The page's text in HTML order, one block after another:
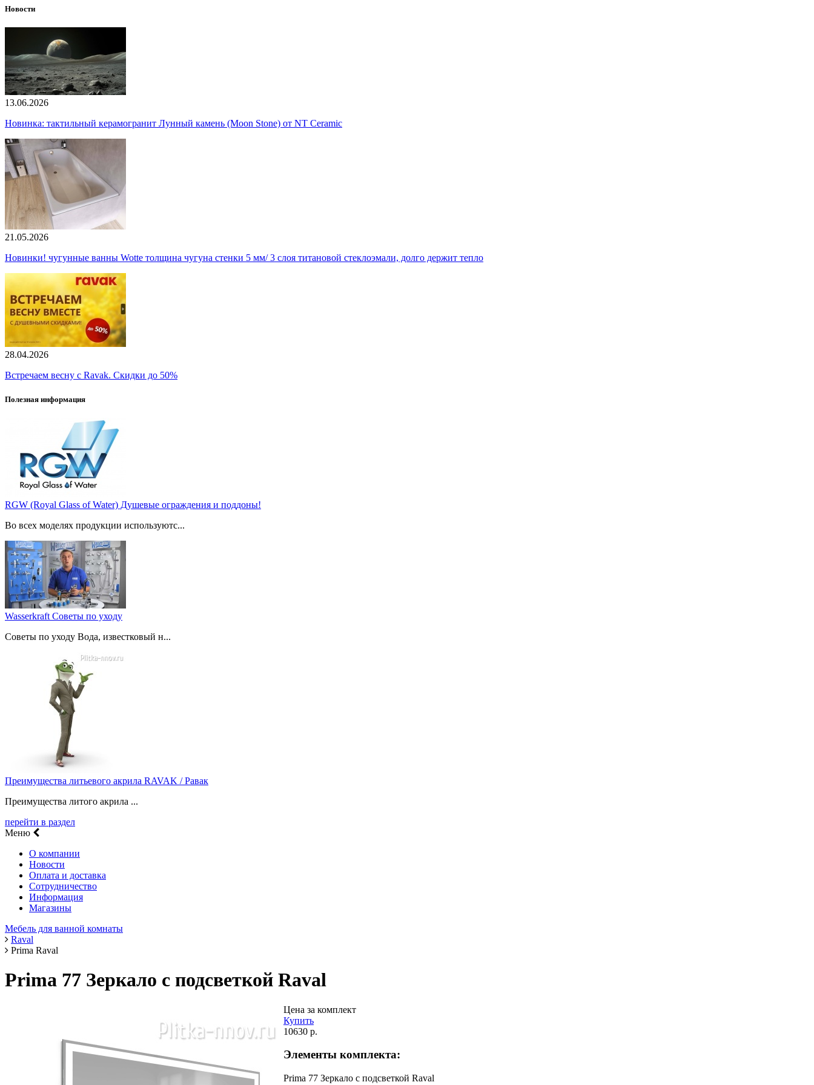
Новости
13.06.2026
Новинка: тактильный керамогранит Лунный камень (Moon Stone) от NT Ceramic
21.05.2026
Новинки! чугунные ванны Wotte толщина чугуна стенки 5 мм/ 3 слоя титановой стеклоэмали, долго держит тепло
28.04.2026
Встречаем весну с Ravak. Скидки до 50%
Полезная информация
RGW (Royal Glass of Water) Душевые ограждения и поддоны!
Во всех моделях продукции используютс...
Wasserkraft Советы по уходу
Советы по уходу Вода, известковый н...
Преимущества литьевого акрила RAVAK / Равак
Преимущества литого акрила ...
перейти в раздел
Меню
О компании
Новости
Оплата и доставка
Сотрудничество
Информация
Магазины
Мебель для ванной комнаты
Raval
Prima Raval
Prima 77 Зеркало с подсветкой Raval
Цена за комплект
Купить
10630 р.
Элементы комплекта:
Prima 77 Зеркало с подсветкой Raval